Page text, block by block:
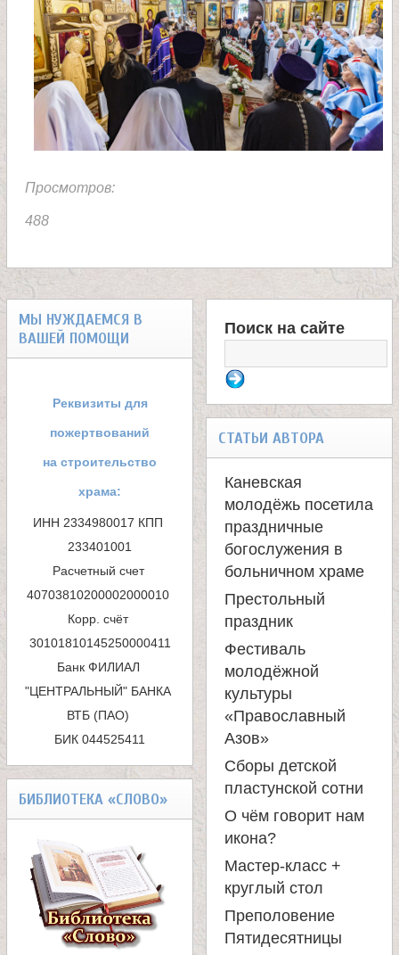
Просмотров:
488
МЫ НУЖДАЕМСЯ В
ВАШЕЙ ПОМОЩИ
Реквизиты для
пожертвований
на строительство
храма:
ИНН 2334980017 КПП
233401001
Расчетный счет
40703810200002000010
Корр. счёт
Банк ФИЛИАЛ
"ЦЕНТРАЛЬНЫЙ" БАНКА
ВТБ (ПАО)
БИК 044525411
БИБЛИОТЕКА «СЛОВО»
Ф
о
р
м
а
п
о
и
с
к
а
Поиск на сайте
СТАТЬИ АВТОРА
Каневская
молодёжь посетила
праздничные
богослужения в
больничном храме
Престольный
праздник
Фестиваль
молодёжной
культуры
«Православный
Азов»
Сборы детской
пластунской сотни
О чём говорит нам
икона?
Мастер-класс +
круглый стол
Преполовение
Пятидесятницы